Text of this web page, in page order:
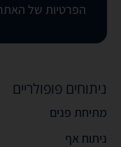
הפרטיות של
ניתוחים פופולריים
מתיחת פנים
ניתוח אף